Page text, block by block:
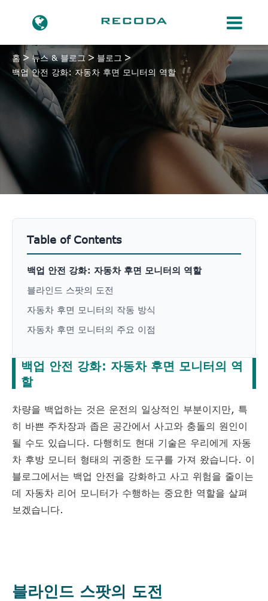
홈 뉴스 & 블로그
블로그
백업 안전 강화: 자동차 후면 모니터의 역할
백업 안전 강화: 자동차 후면 모니터의 역
할
차량을 백업하는 것은 운전의 일상적인 부분이지만, 특
히 바쁜 주차장과 좁은 공간에서 사고와 충돌의 원인이
될 수도 있습니다. 다행히도 현대 기술은 우리에게 자동
차 후방 모니터 형태의 귀중한 도구를 가져 왔습니다. 이
블로그에서는 백업 안전을 강화하고 사고 위험을 줄이는
데 자동차 리어 모니터가 수행하는 중요한 역할을 살펴
보겠습니다.
블라인드 스팟의 도전
Table of Contents
백업 안전 강화: 자동차 후면 모니터의 역할
블라인드 스팟의 도전
자동차 후면 모니터의 작동 방식
자동차 후면 모니터의 주요 이점